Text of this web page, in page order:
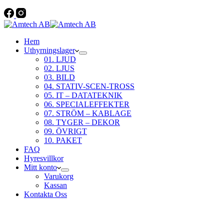
Hem
Uthyrningslager
01. LJUD
02. LJUS
03. BILD
04. STATIV-SCEN-TROSS
05. IT – DATATEKNIK
06. SPECIALEFFEKTER
07. STRÖM – KABLAGE
08. TYGER – DEKOR
09. ÖVRIGT
10. PAKET
FAQ
Hyresvillkor
Mitt konto
Varukorg
Kassan
Kontakta Oss